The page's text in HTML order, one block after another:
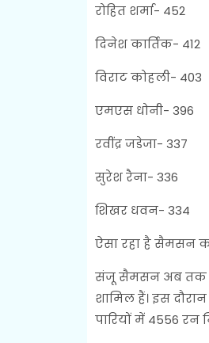
रोहित शर्मा- 452
दिनेश कार्तिक- 412
विराट कोहली- 403
एमएस धोनी- 396
रवींद्र जडेजा- 337
सुरेश रैना- 336
शिखर धवन- 334
ऐसा रहा है सैमसन
संजू सैमसन अब तक
शामिल हैं। इस
पारियों में 4556